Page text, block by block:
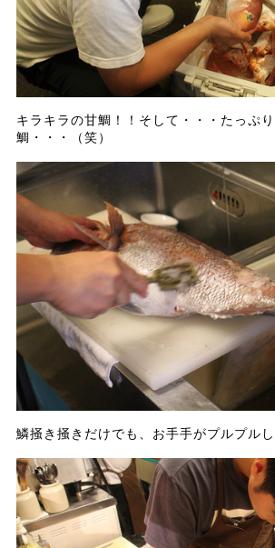
キラキラの甘鯛！！そして・・・たっぷ
鯛・・・（笑）
鱗掻き掻きだけでも、お手手がプルプル